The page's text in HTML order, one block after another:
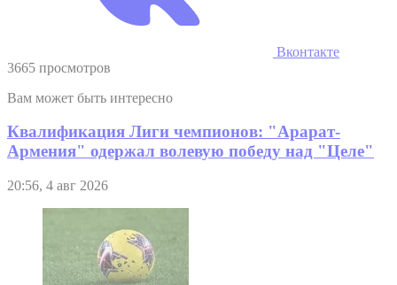
Вконтакте
3665 просмотров
Вам может быть интересно
Квалификация Лиги чемпионов: "Арарат-
Армения" одержал волевую победу над "Целе"
20:56, 4 авг 2026